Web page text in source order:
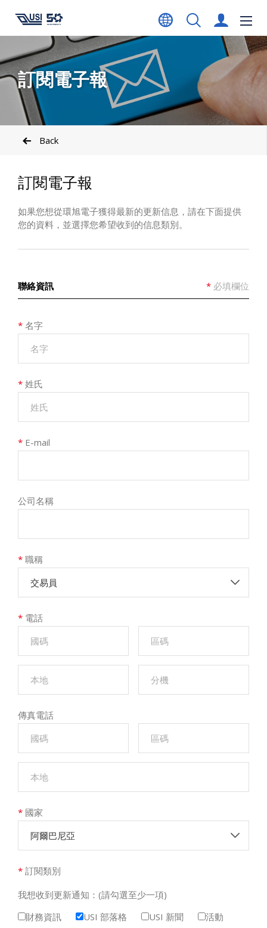
訂閱電子報
Back
訂閱電子報
如果您想從環旭電子獲得最新的更新信息，請在下面提供
您的資料，並選擇您希望收到的信息類別。
* 必填欄位
聯絡資訊
* 名字
* 姓氏
* E-mail
公司名稱
* 職稱
交易員
* 電話
傳真電話
* 國家
阿爾巴尼亞
* 訂閱類別
我想收到更新通知：(請勾選至少一項)
財務資訊
USI 部落格 USI 新聞 活動